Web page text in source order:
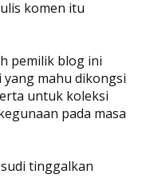
komen itu
pemilik blog ini
mahu dikongsi
untuk koleksi
pada masa
tinggalkan